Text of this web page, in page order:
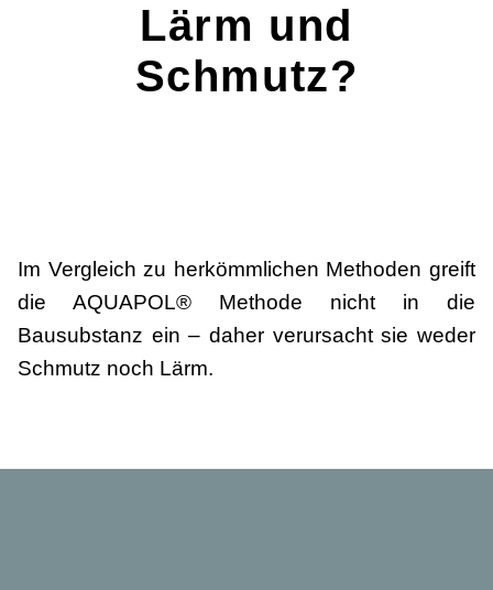
Lärm und
Schmutz?
Im Vergleich zu herkömmlichen Methoden greift
die AQUAPOL® Methode nicht in die
Bausubstanz ein – daher verursacht sie weder
Schmutz noch Lärm.